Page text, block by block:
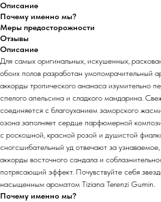
Описание
Почему именно мы?
Меры предосторожности
Отзывы
Описание
Для самых оригинальных, искушенных,
обоих полов разработан умопомрачительный
аккорды тропического ананаса изумительно
спелого апельсина и сладкого мандарина.
соединяется с благоуханием заморского
озона заполняет сердце парфюмерной
с роскошной, красной розой и душистой
сногсшибательный уд отвечают за
аккорды восточного сандала и
потрясающий эффект. Почувствуйте себя
насыщенным ароматом Tiziana Terenzi Gumin.
Почему именно мы?